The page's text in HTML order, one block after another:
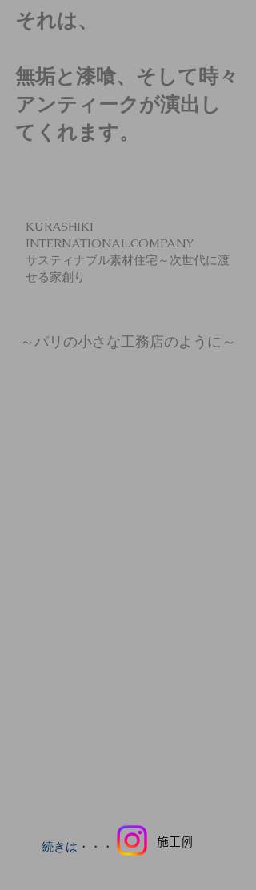
それは、
無垢と漆喰、そして時々
アンティークが演出し
てくれます。
KURASHIKI
INTERNATIONAL.COMPANY
サスティナブル素材住宅～次世代に渡
せる家創り
～​パリの小さな工務店のように～
​続きは・・・ ​施工例